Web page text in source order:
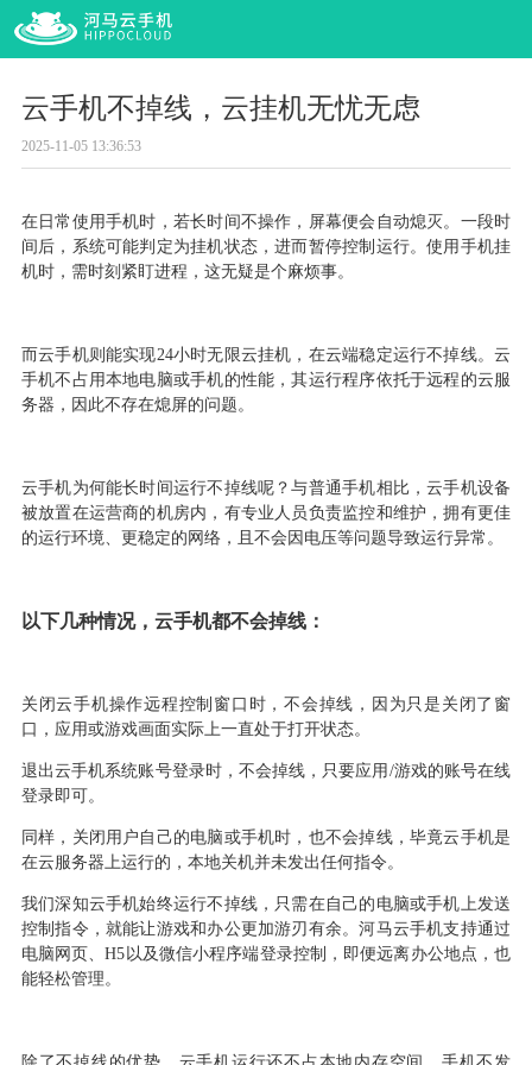
云手机不掉线，云挂机无忧无虑
2025-11-05 13:36:53
在日常使用手机时，若长时间不操作，屏幕便会自动熄灭。一段时
间后，系统可能判定为挂机状态，进而暂停控制运行。使用手机挂
机时，需时刻紧盯进程，这无疑是个麻烦事。
而云手机则能实现24小时无限云挂机，在云端稳定运行不掉线。云
手机不占用本地电脑或手机的性能，其运行程序依托于远程的云服
务器，因此不存在熄屏的问题。
云手机为何能长时间运行不掉线呢？与普通手机相比，云手机设备
被放置在运营商的机房内，有专业人员负责监控和维护，拥有更佳
的运行环境、更稳定的网络，且不会因电压等问题导致运行异常。
以下几种情况，云手机都不会掉线：
关闭云手机操作远程控制窗口时，不会掉线，因为只是关闭了窗
口，应用或游戏画面实际上一直处于打开状态。
退出云手机系统账号登录时，不会掉线，只要应用 /游戏的账号在线
登录即可。
同样，关闭用户自己的电脑或手机时，也不会掉线，毕竟云手机是
在云服务器上运行的，本地关机并未发出任何指令。
我们深知云手机始终运行不掉线，只需在自己的电脑或手机上发送
控制指令，就能让游戏和办公更加游刃有余。河马云手机支持通过
电脑网页、H5以及微信小程序端登录控制，即便远离办公地点，也
能轻松管理。